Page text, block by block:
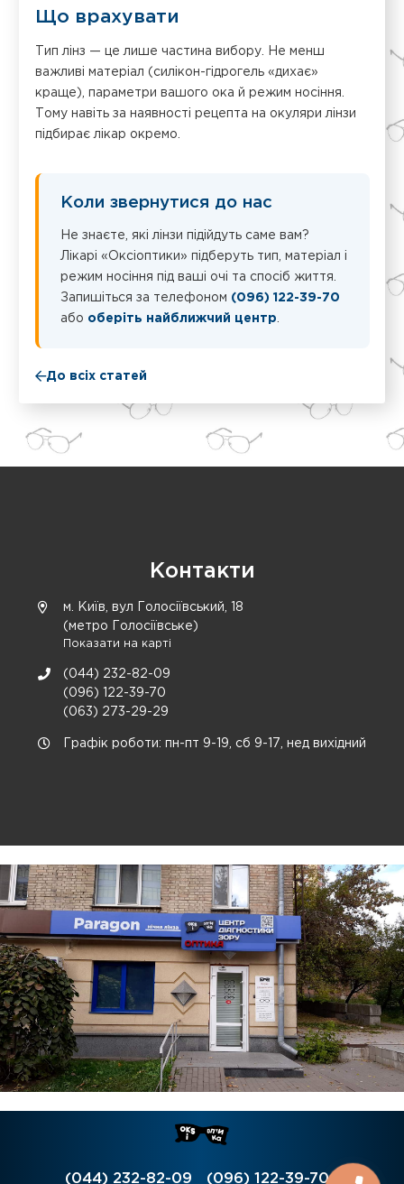
Що врахувати
Тип лінз — це лише частина вибору. Не менш
важливі матеріал (силікон-гідрогель «дихає»
краще), параметри вашого ока й режим носіння.
Тому навіть за наявності рецепта на окуляри лінзи
підбирає лікар окремо.
Коли звернутися до нас
Не знаєте, які лінзи підійдуть саме вам?
Лікарі «Оксіоптики» підберуть тип, матеріал і
режим носіння під ваші очі та спосіб життя.
Запишіться за телефоном (096) 122-39-70
або оберіть найближчий центр
До всіх статей
Контакти
м. Київ, вул Голосіївський, 18
(метро Голосіївське)
Показати на карті
(044) 232-82-09
(096) 122-39-70
(063) 273-29-29
Графік роботи: пн-пт 9-19, сб 9-17, нед вихідний
(044) 232-82-09 (096) 122-39-70